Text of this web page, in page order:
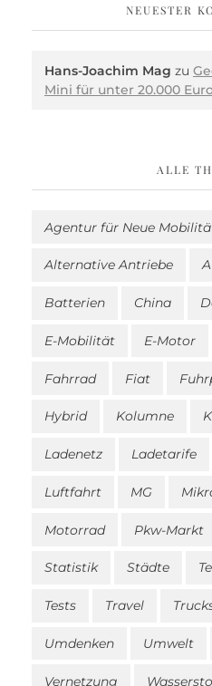
NEUESTER
Hans-Joachim Mag zu
Mini für unter 20.000
ALLE
Agentur für Neue
Alternative Antriebe
Batterien China
E-Mobilität E-Motor
Fahrrad Fiat
Hybrid Kolumne
Ladenetz Ladetarife
Luftfahrt MG
Motorrad Pkw-Markt
Statistik Städte
Tests Travel
Umdenken Umwelt
Vernetzung